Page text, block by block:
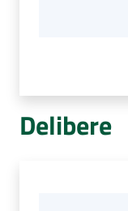
Delibere